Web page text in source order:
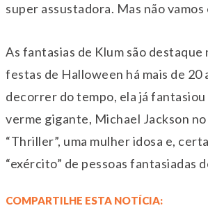
super assustadora. Mas não
As fantasias de Klum são destaque
festas de Halloween há mais de 20
decorrer do tempo, ela já
verme gigante, Michael Jackson
“Thriller”, uma mulher idosa e,
“exército” de pessoas fantasiadas
COMPARTILHE ESTA NOTÍCIA: